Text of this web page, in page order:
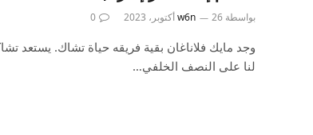
بواسطة w6n 26 أكتوبر، 2023 0
وجد مايك فلاناغان بقية فريقه حياة تشاك. يستعد
لنا على النصف الخلفي…